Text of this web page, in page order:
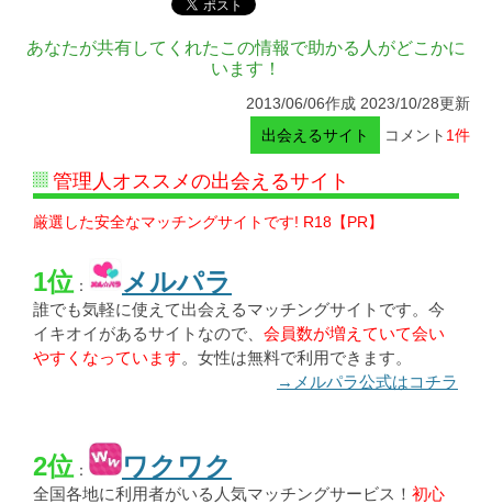
あなたが共有してくれたこの情報で助かる人がどこかに
います！
2013/06/06作成 2023/10/28更新
出会えるサイト
コメント 1件
管理人オススメの出会えるサイト
厳選した安全なマッチングサイトです! R18【PR】
1位 ： メルパラ
誰でも気軽に使えて出会えるマッチングサイトです。今
イキオイがあるサイトなので、 会員数が増えていて会い
やすくなっています。女性は無料で利用できます。
→メルパラ公式はコチラ
2位 ： ワクワク
全国各地に利用者がいる人気マッチングサービス！ 初心